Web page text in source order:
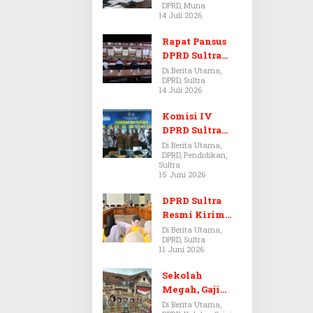
Dugaan Jual
Beli Tanah
Bermasalah di
Muna
DPRD, Muna
14 Juli 2026
Rapat Pansus
DPRD Sultra
Diskors Dua
Kali Akibat
Ketidakhadira
n Pj Sekda
Di Berita Utama,
DPRD, Sultra
14 Juli 2026
Komisi IV
DPRD Sultra
Kawal Hak
Guru,
Rencanakan
Pendidikan
Di Berita Utama,
DPRD, Pendidikan,
Sultra
15 Juni 2026
DPRD Sultra
Resmi Kirim
Aspirasi Tolak
Peraturan
BPOM No. 5
Tahun 2026 ke
Komisi IX DPR
Di Berita Utama,
DPRD, Sultra
11 Juni 2026
Sekolah
Megah, Gaji
Guru Berdarah-
Di Berita Utama,